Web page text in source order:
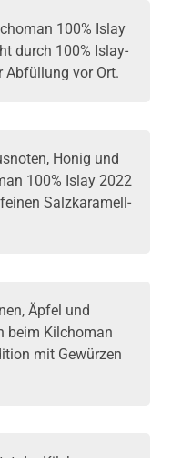
100% Islay
durch 100% Islay-
Abfüllung vor Ort.
Honig und
100% Islay 2022
Salzkaramell-
Äpfel und
beim Kilchoman
mit Gewürzen